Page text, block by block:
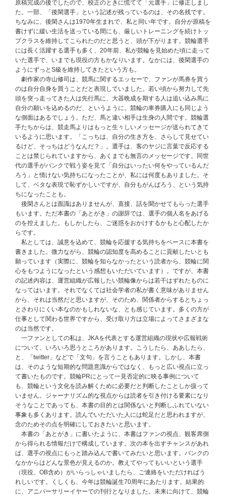
原稿完成の後でしたので、校正のときに慌てて「元選手」に修正しまし
た。一部、「後閑選手」という記述が残っているのは、その名残です。
ちなみに、後閑さんは1970年生まれで、私と同い年です。自分が原稿を
書けずに緩い生活を送っている間にも、厳しいトレーニングを続けトッ
プクラスを維持してこられたのだと思うと、頭が下がります。競輪選手
には長く活躍する選手も多く、20年前、私が競輪を見始めた頃に走って
いた選手で、いまでも現役の方もかなりいます。なかには、後閑選手の
ようにずっとS級を維持してきたという方も。
劇作家の寺山修司は、競馬に関するエッセーで、ファンが馬券を買う
のは自分自身を買うことだと表現していました。若い頃から努力して先
頭を突っ走ってきた人は先行馬に、大器晩成を期する人は追い込み馬に
自分の願いを込めるのだ、というように。競輪の車券購入にも同じよう
な側面はあるでしょう。ただ、馬と違い相手は生身の人間です。競輪選
手たちからは、競走馬よりはもっと生々しいメッセージが送られてきて
いるように思います。「こっちは、自分の生き方を、さらして見せてい
るけど、そっちはどうなんだ？」。選手は、客のヤジに言葉で反応する
ことは禁じられていますから、あくまでも無言のメッセージです。同世
代の選手がバンクで戦う姿を見て「自分はいったい何をやっているんだ
ろう」と情けない気持ちになったことが、私には何度もありました。そ
して、ベタな表現で恥ずかしいですが、自分もがんばろう、という気持
ちになったことも。
後閑さんとは面識はありませんが、直接、話を聞かせてもらった選手
もいます。ただ本書の「あとがき」の謝辞では、選手の個人名をあげる
のを控えました。もしかしたら、ご迷惑をおかけするかもと心配したか
らです。
私としては、誠意を込めて、競輪を応援する気持ちをベースに本書を
書きました。微力ながら、競輪の認知度を高めることに貢献したいとも
願っています（実際に、競輪を知らなかったという読者から、競輪に関
心をもつようになったという感想もいただいています）。ですが、本書
の記述内容は、運営組織が広報したい競輪像からは若干はずれたものに
なってはいます。それでなくては社会学者の私が書く意味がありません
から、それは当然だと思いますが、そのため、関係者からするとちょっ
とさわりにくい本なのかもしれないな、とも感じています。多くの方が
仕事として関わる世界ですから、受け取り方は立場によってさまざまな
のは当然です。
一ファンとしての私は、JKAを代表とする運営組織の現状や広報戦術
について、いろいろ思うところがあります。こうしたら、ああしたら、
と、「twitter」などで「文句」を言うこともあります。しかし、本書
は、そのような短期的な問題意識からではなく、もっと広い視点に立っ
て書いたものです。競輪PRにとって一見否定的に映る事例について
も、競輪という文化を読み解くために必要だと判断したことしか扱って
いません。ジャーナリズム的な視点からは読者を引き付ける要素になり
そうなことであっても、本書の目的とは関係ないと判断しふれていない
事象も多くあります。読んでいただいた人には蛇足だと思われますが、
念のためその点を明確にしておきたいと思います。
本書の「あとがき」に書いたように、本書はファンの視点、観客席側
から得られる情報だけで構成しています。次の本を出すチャンスがあれ
ば、選手の視点にもっと踏み込んで書いてみたいと思います。バンクの
なかからはどんな景色が見えるのか。教えてやってもいいという選手
（現役、OB含め）がいらっしゃいましたら、ご連絡をいただければう
れしいです。くしくも、今年は競輪誕生70周年にあたります。結果的
に、アニバーサリーイヤーでの刊行となりました。未来に向けて、競輪